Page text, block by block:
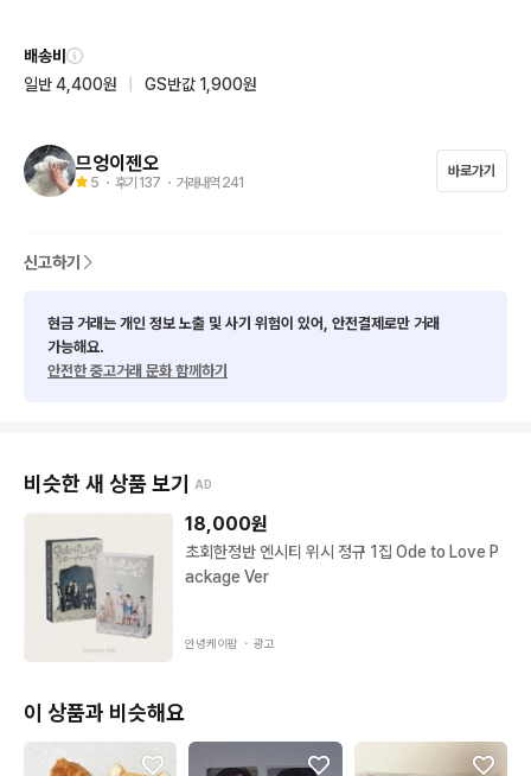
배송비
일반 4,400원
GS반값 1,900원
므엉이젠오
5 ・ 후기 137 ・ 거래내역 241
바로가기
신고하기
현금 거래는 개인 정보 노출 및 사기 위험이 있어, 안전결제로만 거래
가능해요.
안전한 중고거래 문화 함께하기
비슷한 새 상품 보기 AD
18,000원
초회한정반 엔시티 위시 정규 1집 Ode to Love P
ackage Ver
안녕케이팝 ・ 광고
이 상품과 비슷해요